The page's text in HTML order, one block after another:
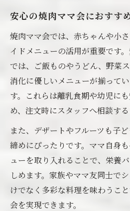
安心の焼肉ママ会におすす
焼肉ママ会では、赤ちゃんや小
イドメニューの活用が重要です
では、ご飯ものやうどん、野菜ス
消化に優しいメニューが揃って
す。これらは離乳食期や幼児に
め、注文時にスタッフへ相談する
また、デザートやフルーツも子
締めにぴったりです。ママ自身
ューを取り入れることで、栄養
しめます。家族やママ友同士で
けでなく多彩な料理を味わうこ
会を実現できます。